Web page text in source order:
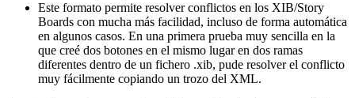
Este formato permite resolver conflictos en los XIB/Story
Boards con mucha más facilidad, incluso de forma automática
en algunos casos. En una primera prueba muy sencilla en la
que creé dos botones en el mismo lugar en dos ramas
diferentes dentro de un fichero .xib, pude resolver el conflicto
muy fácilmente copiando un trozo del XML.